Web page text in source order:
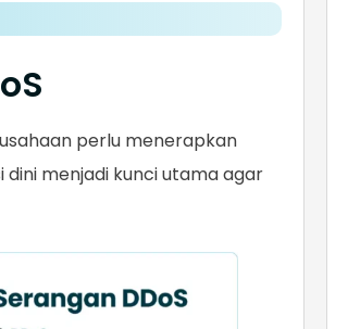
perlu menerapkan
menjadi kunci utama agar